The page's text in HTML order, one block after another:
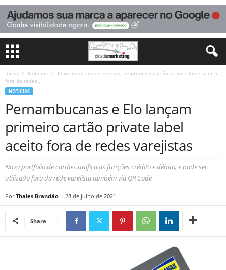
Início Notícias
Pernambucanas e Elo lançam primeiro cartão private label aceito
fora de redes...
NOTÍCIAS
Pernambucanas e Elo lançam
primeiro cartão private label
aceito fora de redes varejistas
Novo portfólio de cartões unifica as funções crédito e débito, e pode ser
utilizado fora da rede varejista também via QR Code
Por Thales Brandão - 28 de julho de 2021
Share